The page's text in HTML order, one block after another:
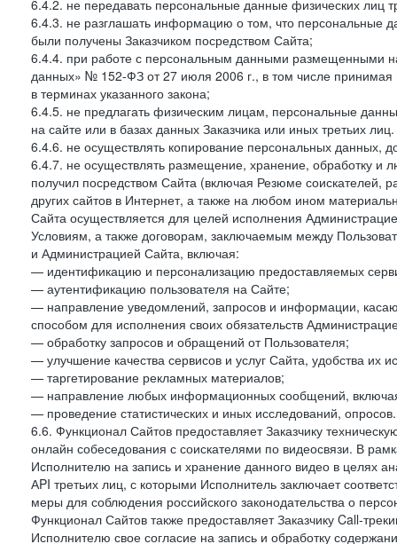
6.4.2. не передавать персональные данные физических лиц
6.4.3. не разглашать информацию о том, что персональные
были получены Заказчиком посредством Сайта;
6.4.4. при работе с персональным данными размещенными
данных» № 152-ФЗ от 27 июля 2006 г., в том числе принимая
в терминах указанного закона;
6.4.5. не предлагать физическим лицам, персональные
на сайте или в базах данных Заказчика или иных третьих лиц.
6.4.6. не осуществлять копирование персональных данных,
6.4.7. не осуществлять размещение, хранение, обработку и
получил посредством Сайта (включая Резюме
других сайтов в Интернет, а также на любом ином
Сайта осуществляется для целей исполнения
Условиям, а также договорам, заключаемым между
и Администрацией Сайта, включая:
— идентификацию и персонализацию предоставляемых
— аутентификацию пользователя на Сайте;
— направление уведомлений, запросов и информации,
способом для исполнения своих обязательств
— обработку запросов и обращений от Пользователя;
— улучшение качества сервисов и услуг Сайта, удобства их
— таргетирование рекламных материалов;
— направление любых информационных сообщений,
— проведение статистических и иных исследований, опросов.
6.6. Функционал Сайтов предоставляет Заказчику
онлайн собеседования с соискателями по видеосвязи. В
Исполнителю на запись и хранение данного видео в целях
АPI третьих лиц, с которыми Исполнитель заключает
меры для соблюдения российского законодательства о
Функционал Сайтов также предоставляет Заказчику Call-
Исполнителю свое согласие на запись и обработку